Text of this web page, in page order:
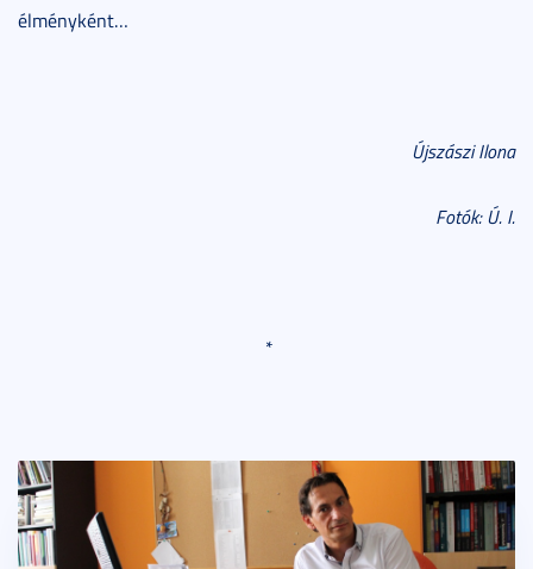
élményként…
Újszászi Ilona
Fotók: Ú. I.
*